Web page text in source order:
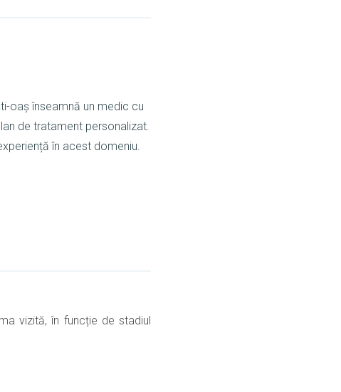
oaș înseamnă un medic cu
de tratament personalizat.
în acest domeniu.
vizită, în funcție de stadiul